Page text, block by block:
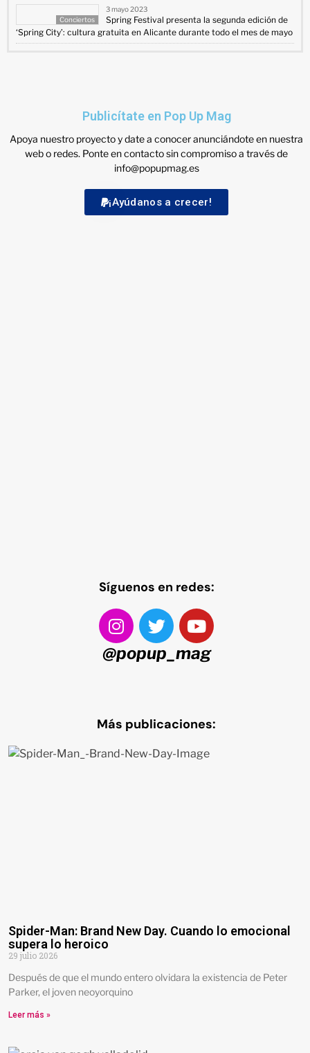
Conciertos
3 mayo 2023
Spring Festival presenta la segunda edición de
‘Spring City’: cultura gratuita en Alicante durante todo el mes de mayo
Publicítate en Pop Up Mag
Apoya nuestro proyecto y date a conocer anunciándote en nuestra
web o redes. Ponte en contacto sin compromiso a través de
info@popupmag.es
¡Ayúdanos a crecer!
Síguenos en redes:
@popup_mag
Más publicaciones:
Spider-Man: Brand New Day. Cuando lo emocional
supera lo heroico
29 julio 2026
Después de que el mundo entero olvidara la existencia de Peter
Parker, el joven neoyorquino
Leer más »